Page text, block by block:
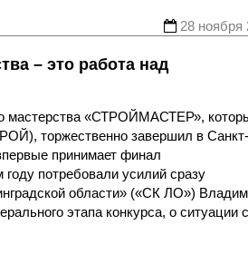
28 ноября
– это работа над
мастерства «СТРОЙМАСТЕР»,
торжественно завершил в Санкт-
принимает финал
потребовали усилий сразу
области» («СК ЛО»)
этапа конкурса, о ситуации с